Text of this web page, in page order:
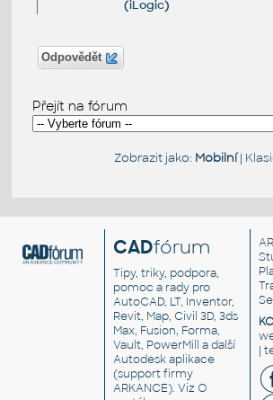
(iLogic)
Odpovědět
Přejít na fórum
Zobrazit jako: Mobilní|
CADfórum
Tipy, triky, podpora,
pomoc a rady pro
AutoCAD, LT, Inventor,
Revit, Map, Civil 3D, 3ds
Max, Fusion, Forma,
Vault, PowerMill a další
Autodesk aplikace
(support firmy
ARKANCE). VizO
|